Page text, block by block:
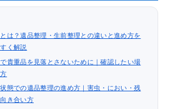
は？遺品整理・生前整理との違いと進め方を
く解説
貴重品を見落とさないために｜確認したい場
態での遺品整理の進め方｜害虫・におい・残
き合い方